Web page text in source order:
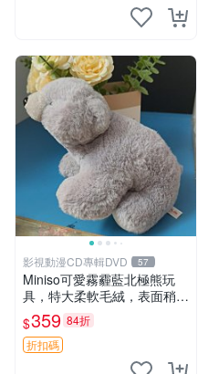
影視動漫CD專輯DVD 57
Miniso可愛霧霾藍北極熊玩
具，特大柔軟毛絨，表面稍有
使用痕跡，適合居家擺放 23
CM 毛絨玩具 北極熊 魯班熊
$359 84折
折扣碼